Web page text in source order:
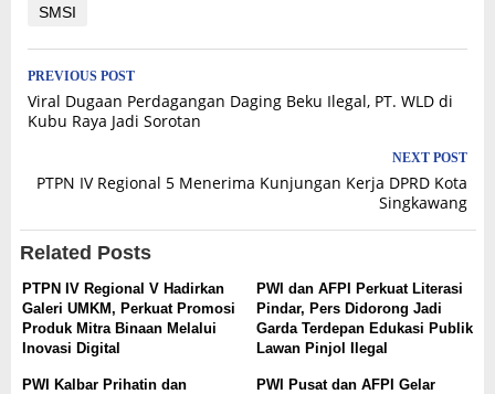
SMSI
Post
navigation
PREVIOUS POST
Viral Dugaan Perdagangan Daging Beku Ilegal, PT. WLD di
Kubu Raya Jadi Sorotan
NEXT POST
PTPN IV Regional 5 Menerima Kunjungan Kerja DPRD Kota
Singkawang
Related Posts
PTPN IV Regional V Hadirkan
Galeri UMKM, Perkuat Promosi
Produk Mitra Binaan Melalui
Inovasi Digital
PWI dan AFPI Perkuat Literasi
Pindar, Pers Didorong Jadi
Garda Terdepan Edukasi Publik
Lawan Pinjol Ilegal
PWI Kalbar Prihatin dan
PWI Pusat dan AFPI Gelar